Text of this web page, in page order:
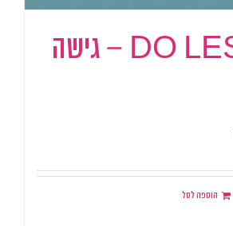
קורס DO LESS – גישה
הוספה לסל